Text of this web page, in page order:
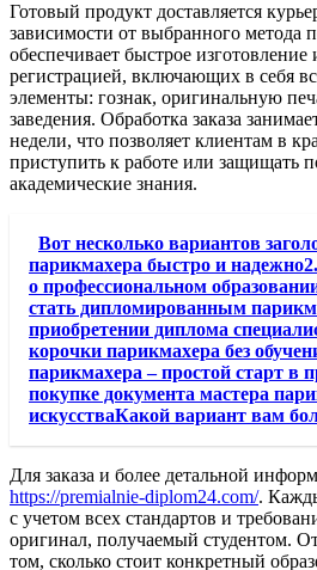
Готовый продукт доставляется
зависимости от выбранного метода
обеспечивает быстрое изготовление
регистрацией, включающих в себя
элементы: гознак, оригинальную
заведения. Обработка заказа
недели, что позволяет клиентам в
приступить к работе или защищать
академические знания.
Вот несколько вариантов
парикмахера быстро и
о профессиональном
стать дипломированным
приобретении диплома
корочки парикмахера без
парикмахера – простой старт в
покупке документа мастера
искусстваКакой вариант вам
Для заказа и более детальной
https://premialnie-diplom24.com/.
с учетом всех стандартов и
оригинал, получаемый студентом.
том, сколько стоит конкретный